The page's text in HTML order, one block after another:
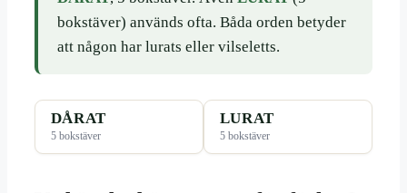
bokstäver) används ofta. Båda orden betyder
att någon har lurats eller vilseletts.
DÅRAT
5 bokstäver
LURAT
5 bokstäver